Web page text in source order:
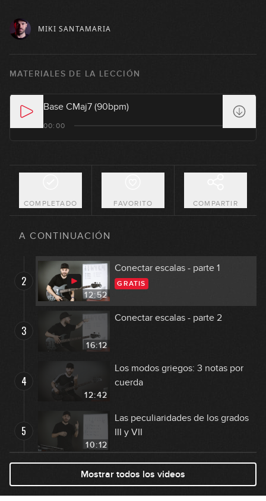
MIKI SANTAMARIA
MATERIALES DE LA LECCIÓN
Base CMaj7 (90bpm)
00:00
COMPLETADO FAVORITO COMPARTIR
A CONTINUACIÓN
1
Armonía modal vs armonía Tonal
2
12:52
Conectar escalas - parte 1
GRATIS
3
16:12
Conectar escalas - parte 2
4
12:42
Los modos griegos: 3 notas por
cuerda
5
10:12
Las peculiaridades de los grados
III y VII
23:36
2-5-1 Mayor
GRATIS
Mostrar todos los videos